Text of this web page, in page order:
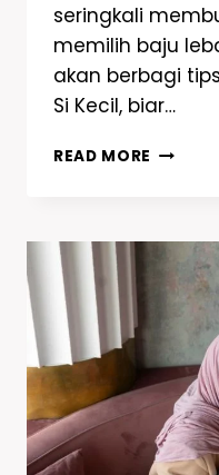
seringkali
memilih baju
akan berbagi
Si Kecil, biar…
READ MORE